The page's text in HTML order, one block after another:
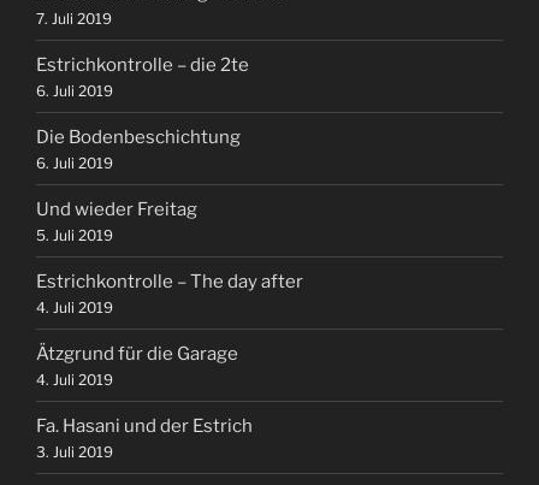
7. Juli 2019
Estrichkontrolle – die 2te
6. Juli 2019
Die Bodenbeschichtung
6. Juli 2019
Und wieder Freitag
5. Juli 2019
Estrichkontrolle – The day after
4. Juli 2019
Ätzgrund für die Garage
4. Juli 2019
Fa. Hasani und der Estrich
3. Juli 2019